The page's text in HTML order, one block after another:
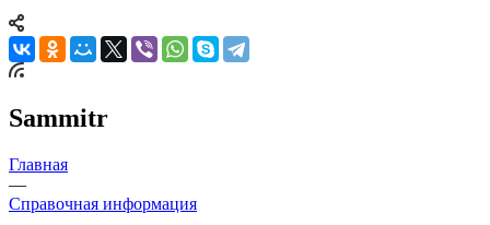
Sammitr
Главная
—
Справочная информация